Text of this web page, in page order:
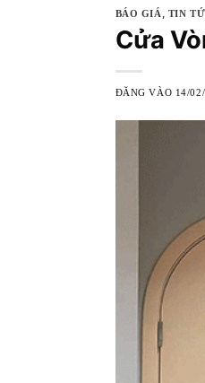
BÁO GIÁ , TIN
Cửa
ĐĂNG VÀO 14/